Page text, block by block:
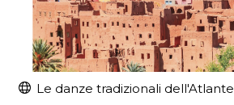
Le danze tradizionali dell'Atlante